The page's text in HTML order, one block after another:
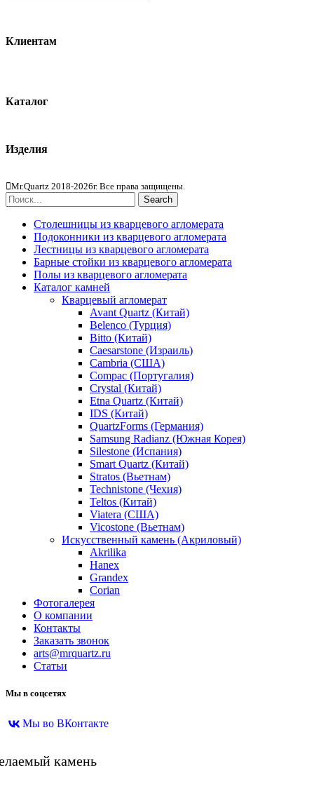
Клиентам
Каталог
Изделия
Mr.Quartz 2018-2026г. Все права защищены.
Search
Столешницы из кварцевого агломерата
Подоконники из кварцевого агломерата
Лестницы из кварцевого агломерата
Барные стойки из кварцевого агломерата
Полы из кварцевого агломерата
Каталог камней
Кварцевый агломерат
Avant Quartz (Китай)
Belenco (Турция)
Bitto (Китай)
Caesarstone (Израиль)
Cambria (США)
Compac (Португалия)
Crystal (Китай)
Etna Quartz (Китай)
IDS (Китай)
QuartzForms (Германия)
Samsung Radianz (Южная Корея)
Silestone (Испания)
Smart Quartz (Китай)
Stratos (Вьетнам)
Technistone (Чехия)
Teltos (Китай)
Viatera (США)
Vicostone (Вьетнам)
Искусственный камень (Акриловый)
Akrilika
Hanex
Grandex
Corian
Фотогалерея
О компании
Контакты
Заказать звонок
arts@mrquartz.ru
Статьи
Мы в соцсетях
Мы во ВКонтакте
камень